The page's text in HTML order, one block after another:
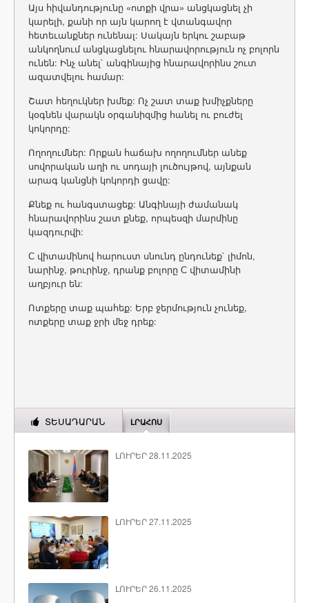
Այս հիվանդությունը «ոտքի վրա» անցկացնել չի
կարելի, քանի որ այն կարող է վտանգավոր
հետեւանքներ ունենալ: Սակայն երկու շաբաթ
անկողնում անցկացնելու հնարավորություն ոչ բոլորն
ունեն: Ինչ անել` անգինայից հնարավորինս շուտ
ազատվելու համար:
Շատ հեղուկներ խմեք: Ոչ շատ տաք խմիչքները
կօգնեն վարակն օրգանիզմից հանել ու բուժել
կոկորդը:
Ողողումներ: Որքան հաճախ ողողումներ անեք
սովորական աղի ու սոդայի լուծույթով, այնքան
արագ կանցնի կոկորդի ցավը:
Քնեք ու հանգստացեք: Անգինայի ժամանակ
հնարավորինս շատ քնեք, որպեսզի մարմինը
կազդուրվի:
С վիտամինով հարուստ սնունդ ընդունեք` լիմոն,
նարինջ, թուրինջ, դրանք բոլորը С վիտամինի
աղբյուր են:
Ոտքերը տաք պահեք: Երբ ջերմություն չունեք,
ոտքերը տաք ջրի մեջ դրեք:
ՏԵՍԱԴԱՐԱՆ ԼՐԱՀՈՍ
ԼՈՒՐԵՐ 28.11.2025
ԼՈՒՐԵՐ 27.11.2025
ԼՈՒՐԵՐ 26.11.2025